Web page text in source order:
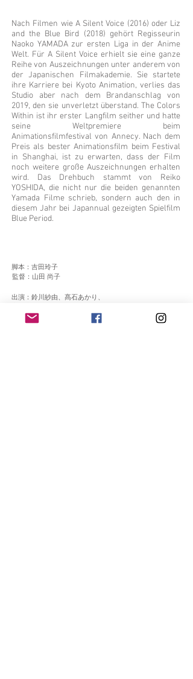
Nach Filmen wie A Silent Voice (2016) oder Liz
and the Blue Bird (2018) gehört Regisseurin
Naoko YAMADA zur ersten Liga in der Anime
Welt. Für A Silent Voice erhielt sie eine ganze
Reihe von Auszeichnungen unter anderem von
der Japanischen Filmakademie. Sie startete
ihre Karriere bei Kyoto Animation, verlies das
Studio aber nach dem Brandanschlag von
2019, den sie unverletzt überstand. The Colors
Within ist ihr erster Langfilm seither und hatte
seine Weltpremiere beim
Animationsfilmfestival von Annecy. Nach dem
Preis als bester Animationsfilm beim Festival
in Shanghai, ist zu erwarten, dass der Film
noch weitere große Auszeichnungen erhalten
wird. Das Drehbuch stammt von Reiko
YOSHIDA, die nicht nur die beiden genannten
Yamada Filme schrieb, sondern auch den in
diesem Jahr bei Japannual gezeigten Spielfilm
Blue Period.
脚本：吉田玲子
監督：山田 尚子
出演：鈴川紗由、髙石あかり、
高校生のトツ子は、人が「色」で見え